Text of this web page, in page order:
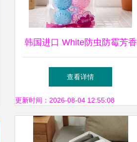
韩国进口 White防虫防霉芳香
剂 多功能家居守护神
查看详情
更新时间：2026-08-04 12:55:08